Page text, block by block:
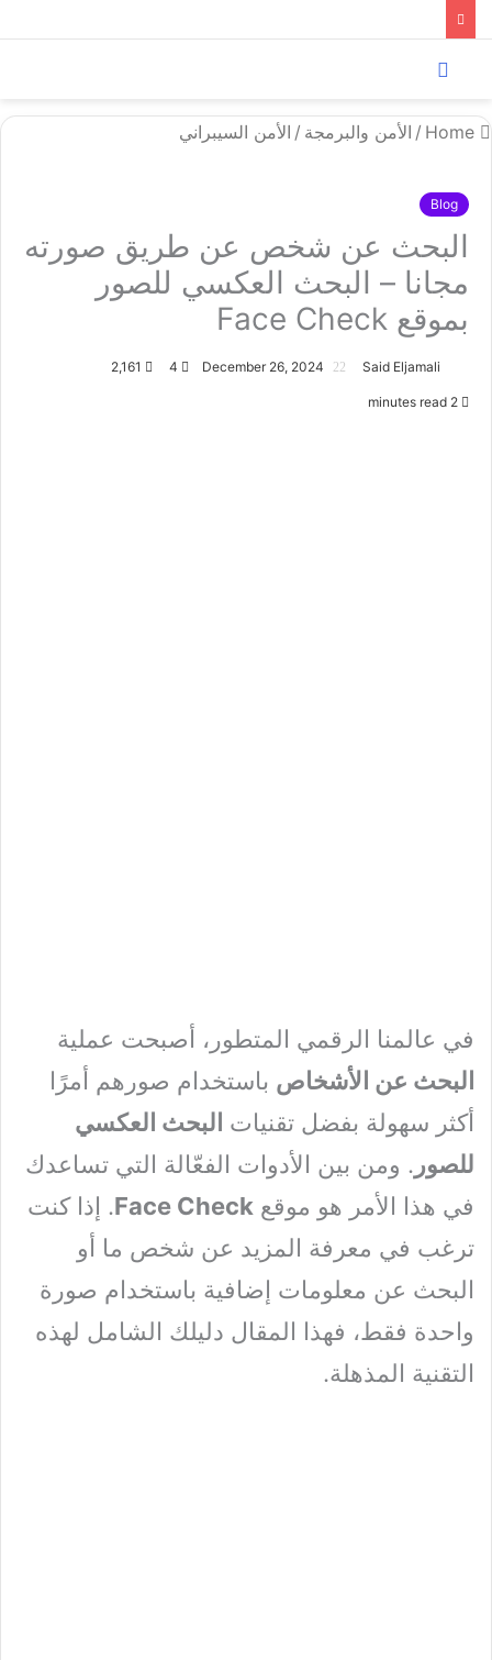
/ الأمن والبرمجة / الأمن السيبراني
Blog
البحث عن شخص عن طريق صورته
مجانا – البحث العكسي للصور
بموقع Face Check
Said Eljamali
December 26, 2024
4
2,161
في عالمنا الرقمي المتطور، أصبحت عملية
البحث عن الأشخاص باستخدام صورهم أمرًا
أكثر سهولة بفضل تقنيات البحث العكسي
للصور . ومن بين الأدوات الفعّالة التي تساعدك
في هذا الأمر هو موقع Face Check. إذا كنت
ترغب في معرفة المزيد عن شخص ما أو
البحث عن معلومات إضافية باستخدام صورة
واحدة فقط، فهذا المقال دليلك الشامل لهذه
التقنية المذهلة.